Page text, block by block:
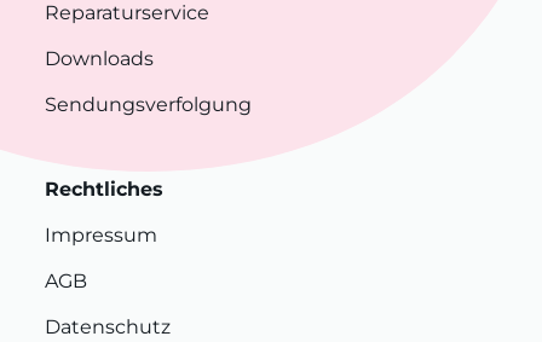
Reparaturservice
Downloads
Sendungsverfolgung
Rechtliches
Impressum
AGB
Datenschutz